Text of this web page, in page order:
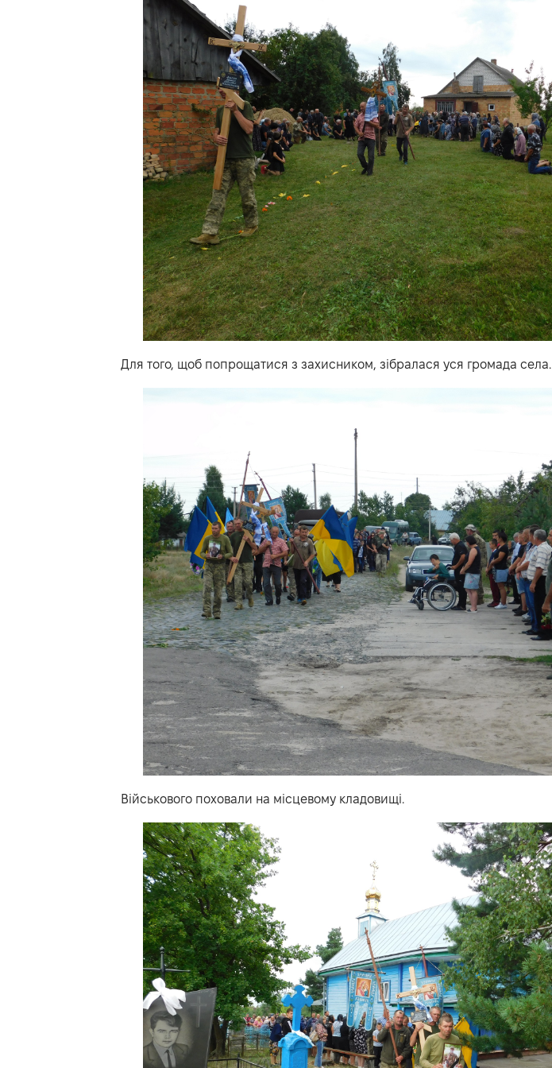
Для того, щоб попрощатися з захисником, зібралася уся громада села.
Військового поховали на місцевому кладовищі.